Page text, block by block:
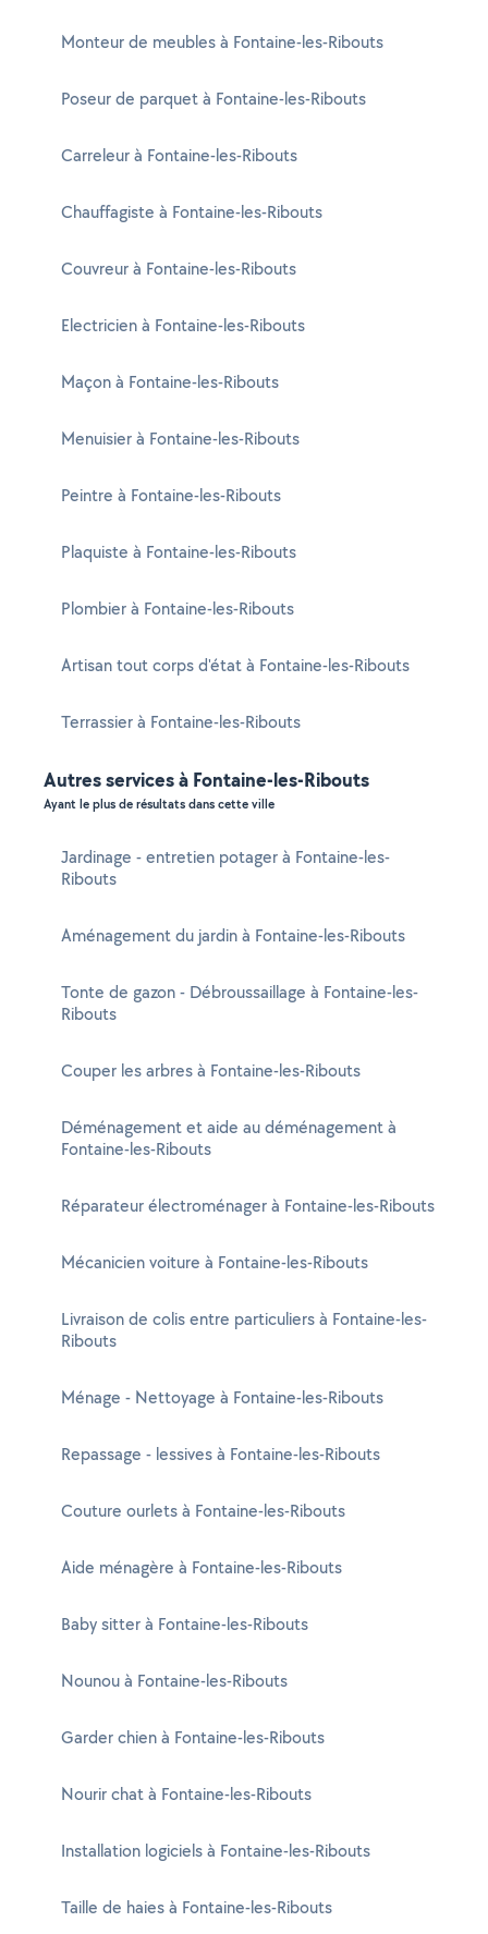
Monteur de meubles à Fontaine-les-Ribouts
Poseur de parquet à Fontaine-les-Ribouts
Carreleur à Fontaine-les-Ribouts
Chauffagiste à Fontaine-les-Ribouts
Couvreur à Fontaine-les-Ribouts
Electricien à Fontaine-les-Ribouts
Maçon à Fontaine-les-Ribouts
Menuisier à Fontaine-les-Ribouts
Peintre à Fontaine-les-Ribouts
Plaquiste à Fontaine-les-Ribouts
Plombier à Fontaine-les-Ribouts
Artisan tout corps d'état à Fontaine-les-Ribouts
Terrassier à Fontaine-les-Ribouts
Autres services à Fontaine-les-Ribouts
Ayant le plus de résultats dans cette ville
Jardinage - entretien potager à Fontaine-les-
Ribouts
Aménagement du jardin à Fontaine-les-Ribouts
Tonte de gazon - Débroussaillage à Fontaine-les-
Ribouts
Couper les arbres à Fontaine-les-Ribouts
Déménagement et aide au déménagement à
Fontaine-les-Ribouts
Réparateur électroménager à Fontaine-les-Ribouts
Mécanicien voiture à Fontaine-les-Ribouts
Livraison de colis entre particuliers à Fontaine-les-
Ribouts
Ménage - Nettoyage à Fontaine-les-Ribouts
Repassage - lessives à Fontaine-les-Ribouts
Couture ourlets à Fontaine-les-Ribouts
Aide ménagère à Fontaine-les-Ribouts
Baby sitter à Fontaine-les-Ribouts
Nounou à Fontaine-les-Ribouts
Garder chien à Fontaine-les-Ribouts
Nourir chat à Fontaine-les-Ribouts
Installation logiciels à Fontaine-les-Ribouts
Taille de haies à Fontaine-les-Ribouts